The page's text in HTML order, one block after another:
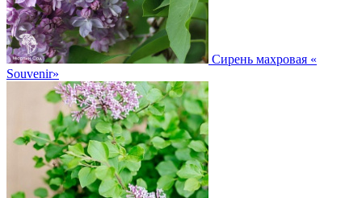
Сирень махровая «
Souvenir»